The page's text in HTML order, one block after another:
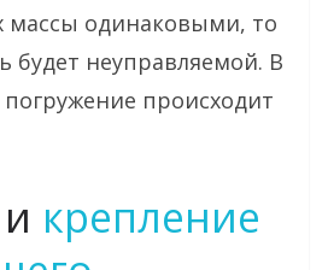
массы одинаковыми, то
будет неуправляемой. В
происходит
крепление